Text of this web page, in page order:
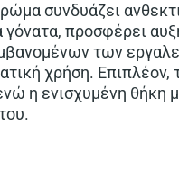
συνδυάζει
προσφέρει
των
χρήση. Επιπλέον,
η ενισχυμένη θήκη